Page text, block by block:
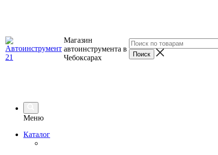
Магазин
автоинструмента в
Чебоксарах
Меню
Каталог